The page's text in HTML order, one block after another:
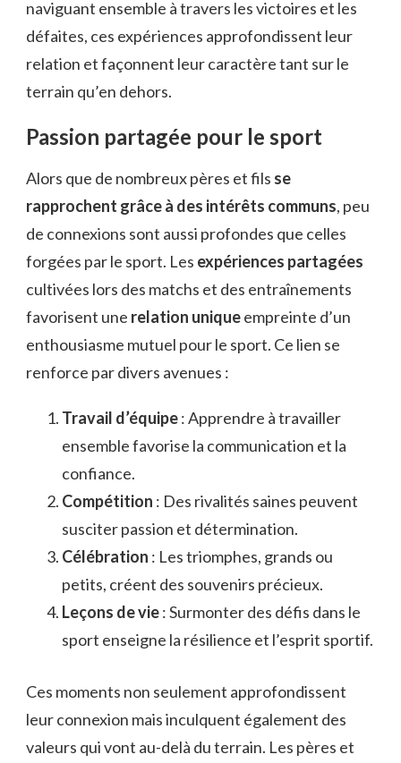
naviguant ensemble à travers les victoires et les
défaites, ces expériences approfondissent leur
relation et façonnent leur caractère tant sur le
terrain qu’en dehors.
Passion partagée pour le sport
Alors que de nombreux pères et fils se
rapprochent grâce à des intérêts communs, peu
de connexions sont aussi profondes que celles
forgées par le sport. Les expériences partagées
cultivées lors des matchs et des entraînements
favorisent une relation uniqueempreinte d’un
enthousiasme mutuel pour le sport. Ce lien se
renforce par divers avenues :
Travail d’équipe: Apprendre à travailler
ensemble favorise la communication et la
confiance.
Compétition : Des rivalités saines peuvent
susciter passion et détermination.
Célébration : Les triomphes, grands ou
petits, créent des souvenirs précieux.
Leçons de vie: Surmonter des défis dans le
sport enseigne la résilience et l’esprit sportif.
Ces moments non seulement approfondissent
leur connexion mais inculquent également des
valeurs qui vont au-delà du terrain. Les pères et